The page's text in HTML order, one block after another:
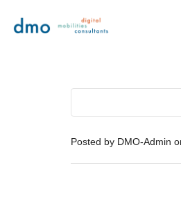
Posted by DMO-Admin